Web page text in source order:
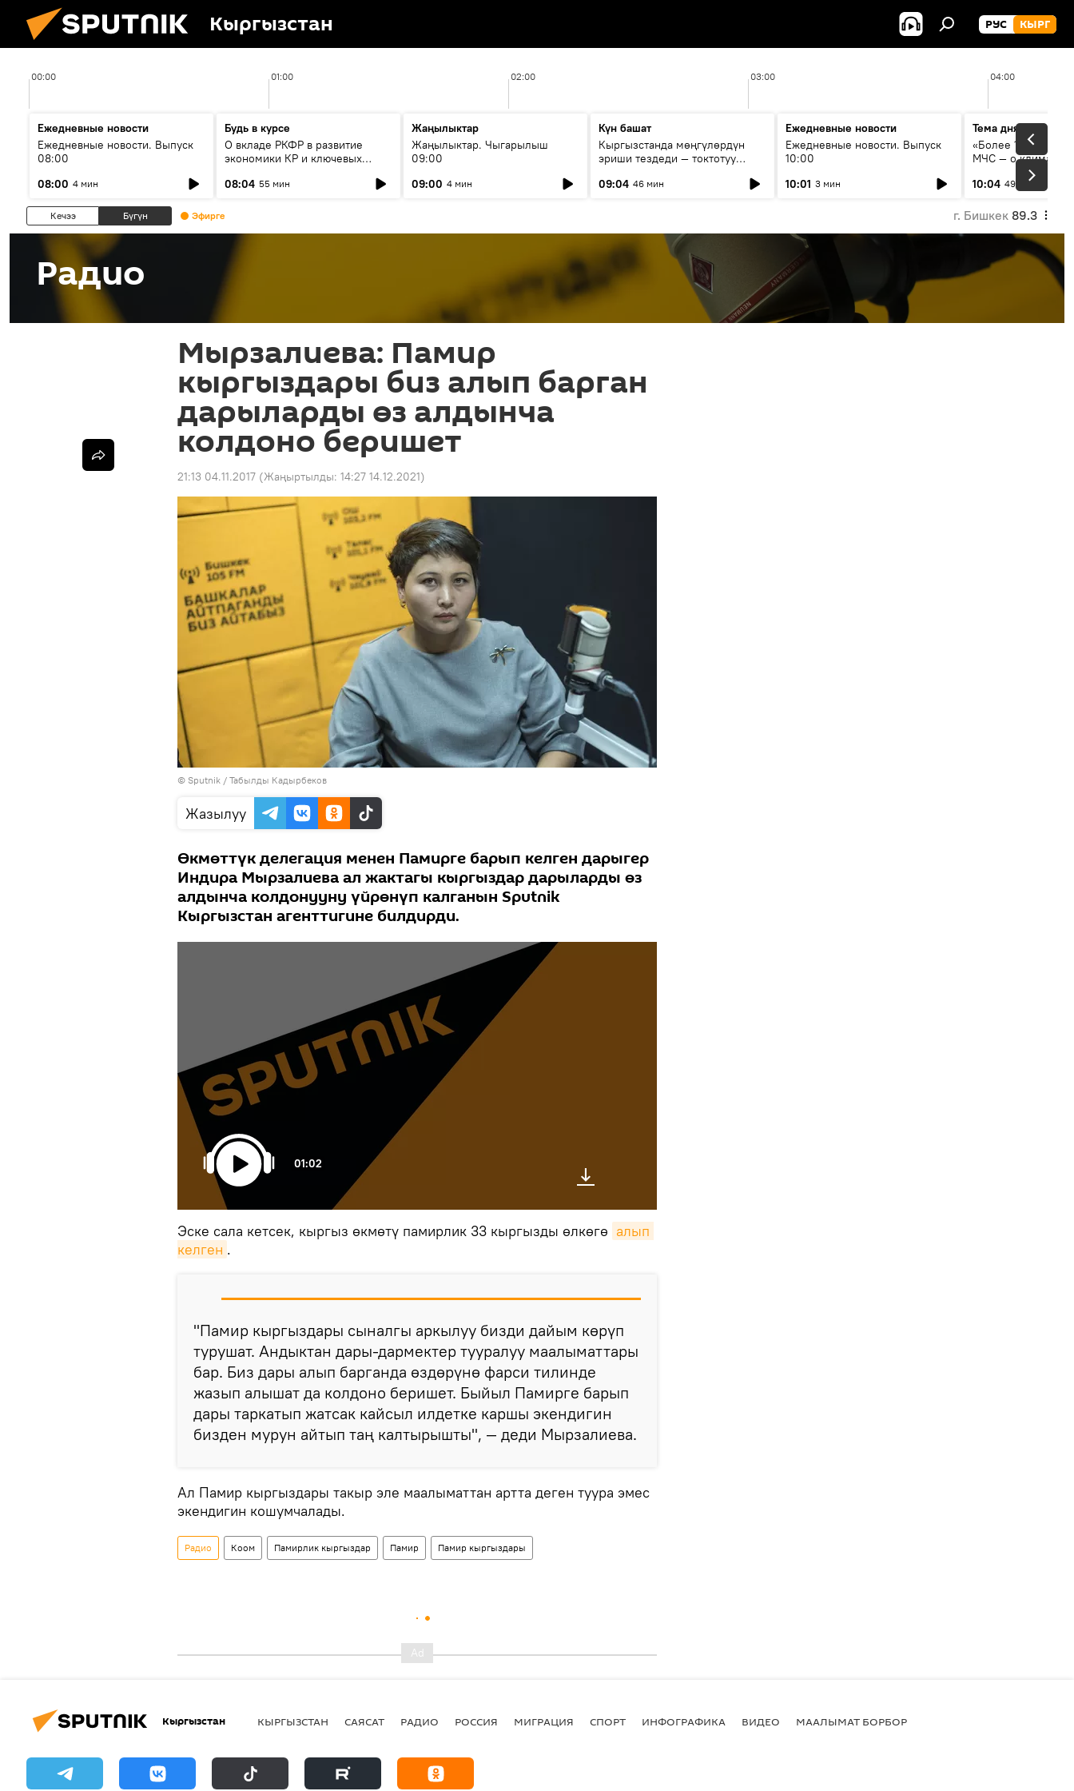
Кыргызстан РУС КЫРГ
00:00 01:00 02:00 03:00 04:00
Ежедневные новости
Ежедневные новости. Выпуск
08:00
08:00 4 мин
Будь в курсе
О вкладе РКФР в развитие
экономики КР и ключевых
08:04 55 мин
Жаңылыктар
Жаңылыктар. Чыгарылыш
09:00
09:00 4 мин
Күн башат
Кыргызстанда мөңгүлөрдүн
эриши тездеди — токтотуу
09:04 46 мин
Ежедневные новости
Ежедневные новости. Выпуск
10:00
10:01 3 мин
Тема дня
«Более 1200 сёл в
МЧС — о климате,
системе
населения
10:04 49 мин
Кечээ Бүгүн Эфирге г. Бишкек 89.3
Радио
Мырзалиева: Памир
кыргыздары биз алып барган
дарыларды өз алдынча
колдоно беришет
21:13 04.11.2017 (Жаңыртылды: 14:27 14.12.2021)
© Sputnik / Табылды Кадырбеков
Жазылуу
Өкмөттүк делегация менен Памирге барып келген дарыгер
Индира Мырзалиева ал жактагы кыргыздар дарыларды өз
алдынча колдонууну үйрөнүп калганын Sputnik
Кыргызстан агенттигине билдирди.
01:02
Эске сала кетсек, кыргыз өкмөтү памирлик 33 кыргызды өлкөгө алып
келген .
"Памир кыргыздары сыналгы аркылуу бизди дайым көрүп
турушат. Андыктан дары-дармектер тууралуу маалыматтары
бар. Биз дары алып барганда өздөрүнө фарси тилинде
жазып алышат да колдоно беришет. Быйыл Памирге барып
дары таркатып жатсак кайсыл илдетке каршы экендигин
бизден мурун айтып таң калтырышты", — деди Мырзалиева.
Ал Памир кыргыздары такыр эле маалыматтан артта деген туура эмес
экендигин кошумчалады.
Радио Коом Памирлик кыргыздар Памир Памир кыргыздары
Кыргызстан КЫРГЫЗСТАН САЯСАТ РАДИО РОССИЯ МИГРАЦИЯ СПОРТ ИНФОГРАФИКА ВИДЕО МААЛЫМАТ БОРБОР